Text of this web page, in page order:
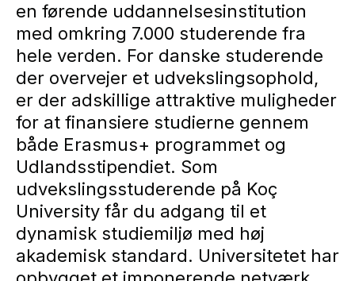
en førende uddannelsesinstitution
med omkring 7.000 studerende fra
hele verden. For danske studerende
der overvejer et udvekslingsophold,
er der adskillige attraktive muligheder
for at finansiere studierne gennem
både Erasmus+ programmet og
Udlandsstipendiet. Som
udvekslingsstuderende på Koç
University får du adgang til et
dynamisk studiemiljø med høj
akademisk standard. Universitetet har